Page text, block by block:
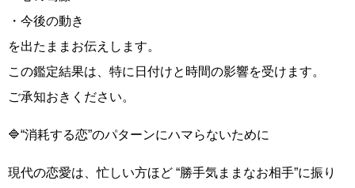
・今後の動き
を出たままお伝えします。
この鑑定結果は、特に日付けと時間の影響を受けます。
ご承知おきください。
🔷“消耗する恋”のパターンにハマらないために
現代の恋愛は、忙しい方ほど “勝手気ままなお相手”に振り